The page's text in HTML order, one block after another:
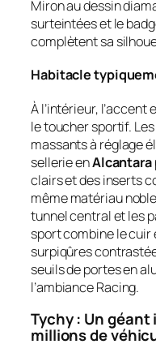
Mironau dessin
surteintées et le
complètent sa
Habitacle
À l’intérieur, l’accent
le toucher sportif.
massants à réglage
sellerie enAlcantara
clairs et des inserts
même matériau
tunnel central et les
sport combine le cuir
surpiqûres
seuils de portes en
l’ambianceRacing.
Tychy : Un géant
millions de